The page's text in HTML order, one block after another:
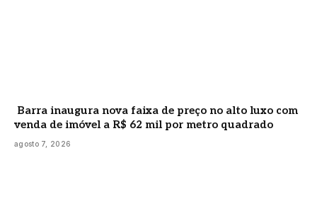
Barra inaugura nova faixa de preço no alto luxo com
venda de imóvel a R$ 62 mil por metro quadrado
agosto 7, 2026